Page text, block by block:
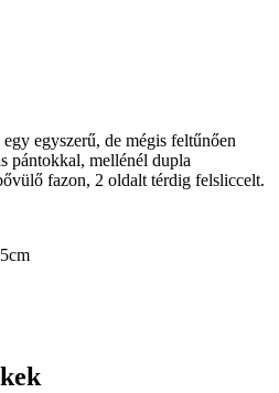
egyszerű, de mégis feltűnően
pántokkal, mellénél dupla
fazon, 2 oldalt térdig felsliccelt.